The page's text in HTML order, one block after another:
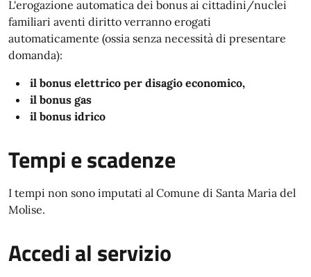
L'erogazione automatica dei bonus ai cittadini/nuclei
familiari aventi diritto verranno erogati
automaticamente (ossia senza necessità di presentare
domanda):
il bonus elettrico per disagio economico,
il bonus gas
il bonus idrico
Tempi e scadenze
I tempi non sono imputati al Comune di Santa Maria del
Molise.
Accedi al servizio